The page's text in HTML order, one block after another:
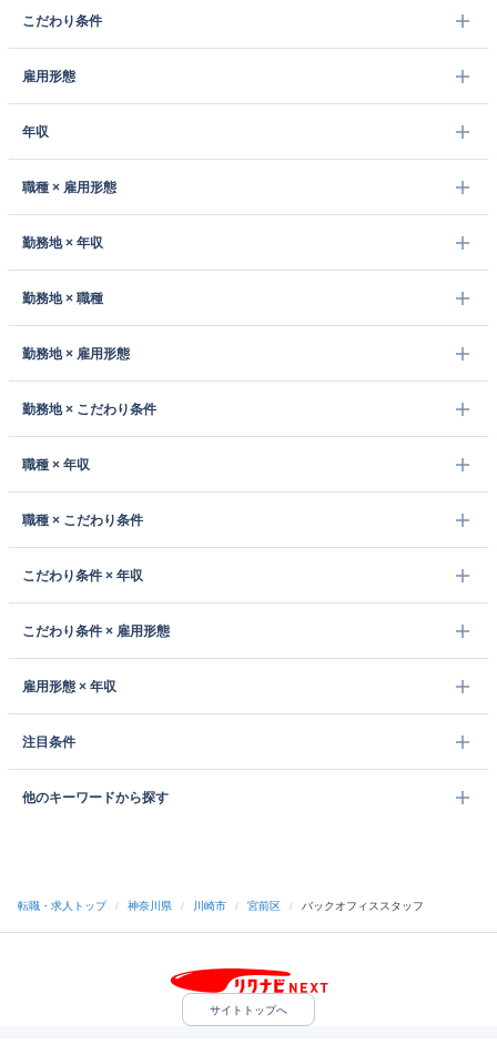
こだわり条件
雇用形態
年収
職種 × 雇用形態
勤務地 × 年収
勤務地 × 職種
勤務地 × 雇用形態
勤務地 × こだわり条件
職種 × 年収
職種 × こだわり条件
こだわり条件 × 年収
こだわり条件 × 雇用形態
雇用形態 × 年収
注目条件
他のキーワードから探す
転職・求人トップ / 神奈川県 / 川崎市 / 宮前区 / バックオフィススタッフ
サイトトップへ